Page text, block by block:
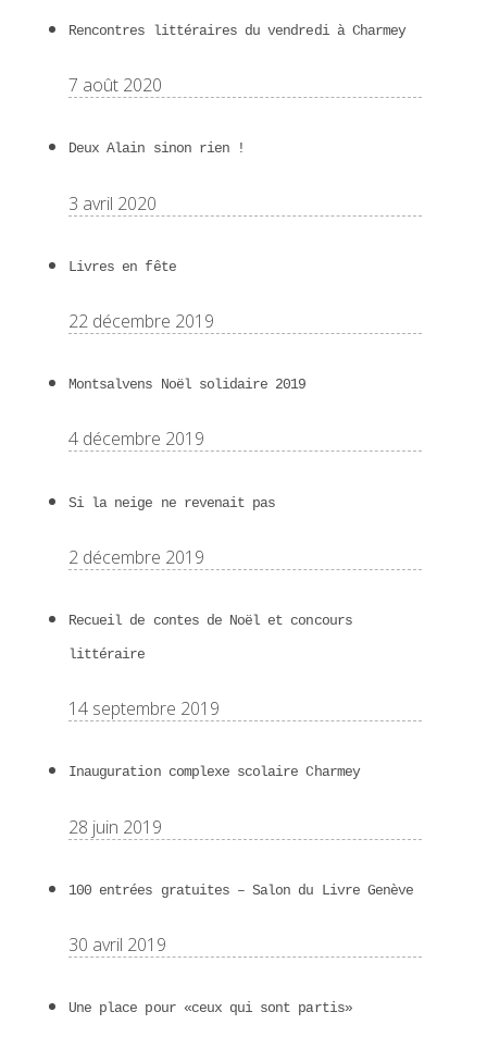
Rencontres littéraires du vendredi à Charmey
7 août 2020
Deux Alain sinon rien !
3 avril 2020
Livres en fête
22 décembre 2019
Montsalvens Noël solidaire 2019
4 décembre 2019
Si la neige ne revenait pas
2 décembre 2019
Recueil de contes de Noël et concours
littéraire
14 septembre 2019
Inauguration complexe scolaire Charmey
28 juin 2019
100 entrées gratuites – Salon du Livre Genève
30 avril 2019
Une place pour «ceux qui sont partis»